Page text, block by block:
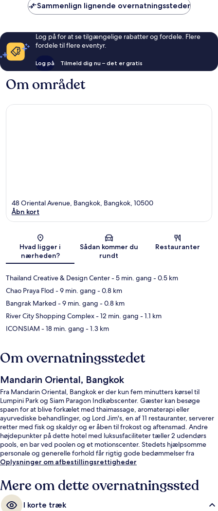
Sammenlign lignende overnatningssteder
Log på for at se tilgængelige rabatter og fordele. Flere
fordele til flere eventyr.
Log på Tilmeld dig nu – det er gratis
Om området
Kort
48 Oriental Avenue, Bangkok, Bangkok, 10500
Åbn kort
Hvad ligger i
nærheden?
Sådan kommer du
rundt
Restauranter
Thailand Creative & Design Center- 5 min. gang - 0.5 km
Chao Praya Flod - 9 min. gang - 0.8 km
Bangrak Marked - 9 min. gang - 0.8 km
River City Shopping Complex- 12 min. gang - 1.1 km
ICONSIAM - 18 min. gang - 1.3 km
Om overnatningsstedet
Mandarin Oriental, Bangkok
Fra Mandarin Oriental, Bangkok er der kun fem minutters kørsel til
Lumpini Park og Siam Paragon Indkøbscenter. Gæster kan besøge
spaen for at blive forkælet med thaimassage, aromaterapi eller
ayurvediske behandlinger, og Lord Jim's, en af 11 restauranter, serverer
retter med fisk og skaldyr og er åben til frokost og aftensmad. Andre
højdepunkter på dette hotel med luksusfaciliteter tæller 2 udendørs
pools, en bar ved poolen og et motionscenter. Stedets hjælpsomme
personale og generelle forhold får rigtig gode bedømmelser fra
rejsende. Overnatningsstedet ligger kun en kort gåtur fra offentlig
Oplysninger om afbestillingsrettigheder
Mere om dette overnatningssted
I korte træk